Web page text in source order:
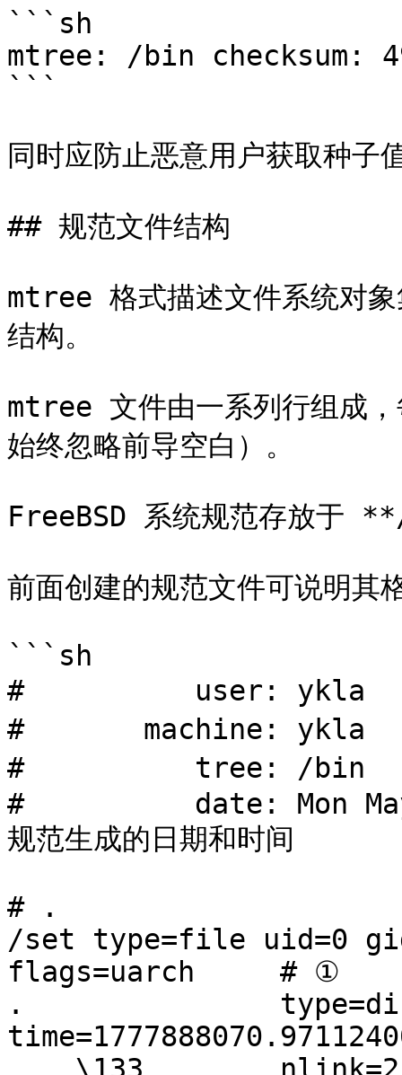
```sh
mtree: /bin checksum:
```
同时应防止恶意用户获取种子
## 规范文件结构
mtree 格式描述文件系统对象
结构。
mtree 文件由一系列行组成
始终忽略前导空白）。
FreeBSD 系统规范存放于
前面创建的规范文件可说明其
```sh
#	   user: ykla	# 创建规范的用户
#	machine: ykla	# 机器的主机名
#	   tree: /bin	# 目录路径
#	   date: Mon May  4 18:35:28 2026	#
规范生成的日期和时间
# .
/set type=file uid=0
flags=uarch	# ①
.               type=dir